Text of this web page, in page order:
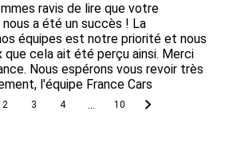
ravis de lire que votre
a été un succès ! La
équipes est notre priorité et nous
que cela ait été perçu ainsi. Merci
Nous espérons vous revoir très
l'équipe France Cars
2 3 4 10